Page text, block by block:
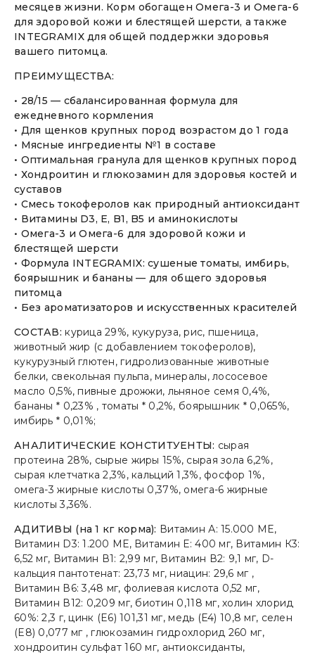
месяцев жизни. Корм обогащен Омега-3 и Омега-6
для здоровой кожи и блестящей шерсти, а также
INTEGRAMIX для общей поддержки здоровья
вашего питомца.
ПРЕИМУЩЕСТВА:
• 28/15 — сбалансированная формула для
ежедневного кормления
• Для щенков крупных пород возрастом до 1 года
• Мясные ингредиенты №1 в составе
• Оптимальная гранула для щенков крупных пород
• Хондроитин и глюкозамин для здоровья костей и
суставов
• Смесь токоферолов как природный антиоксидант
• Витамины D3, E, B1, B5 и аминокислоты
• Омега-3 и Омега-6 для здоровой кожи и
блестящей шерсти
• Формула INTEGRAMIX: сушеные томаты, имбирь,
боярышник и бананы — для общего здоровья
питомца
• Без ароматизаторов и искусственных красителей
СОСТАВ: курица 29%, кукуруза, рис, пшеница,
животный жир (с добавлением токоферолов),
кукурузный глютен, гидролизованные животные
белки, свекольная пульпа, минералы, лососевое
масло 0,5%, пивные дрожжи, льняное семя 0,4%,
бананы * 0,23% , томаты * 0,2%, боярышник * 0,065%,
имбирь * 0,01%;
АНАЛИТИЧЕСКИЕ КОНСТИТУЕНТЫ: сырая
протеина 28%, сырые жиры 15%, сырая зола 6,2%,
сырая клетчатка 2,3%, кальций 1,3%, фосфор 1%,
омега-3 жирные кислоты 0,37%, омега-6 жирные
кислоты 3,36%.
АДИТИВЫ (на 1 кг корма): Витамин А: 15.000 МЕ,
Витамин D3: 1.200 МЕ, Витамин Е: 400 мг, Витамин К3:
6,52 мг, Витамин В1: 2,99 мг, Витамин В2: 9,1 мг, D-
кальция пантотенат: 23,73 мг, ниацин: 29,6 мг ,
Витамин В6: 3,48 мг, фолиевая кислота 0,52 мг,
Витамин В12: 0,209 мг, биотин 0,118 мг, холин хлорид
60%: 2,3 г, цинк (E6) 101,31 мг, медь (E4) 10,8 мг, селен
(E8) 0,077 мг , глюкозамин гидрохлорид 260 мг,
хондроитин сульфат 160 мг, антиоксиданты,